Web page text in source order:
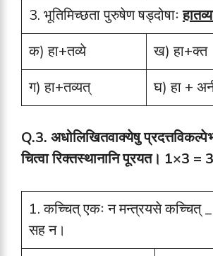
3. भूतिमिच्छता पुरुषेण षड्दोषाः
क) हा+तव्ये
ख) हा+क्त
ग) हा+तव्यत्
घ) हा +
Q.3. अधोलिखितवाक्येषु
चित्वा रिक्तस्थानानि पूरयत। 1×3 =
1. कच्चित् एकः न मन्त्रयसे कच्चित्
सह न।